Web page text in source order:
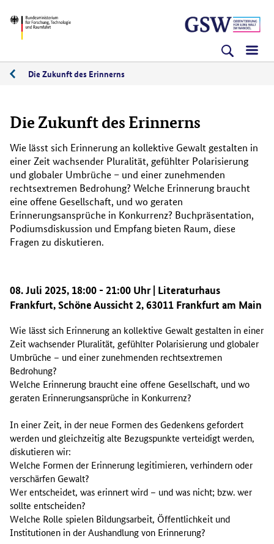
zum
(Eingabetaste)
zum
(Eingabetaste)
zur
(Eingabetaste)
BMFTR
Die Zukunft des Erinnerns
Die Zukunft des Erinnerns
Wie lässt sich Erinnerung an kollektive Gewalt gestalten in
einer Zeit wachsender Pluralität, gefühlter Polarisierung
und globaler Umbrüche – und einer zunehmenden
rechtsextremen Bedrohung? Welche Erinnerung braucht
eine offene Gesellschaft, und wo geraten
Erinnerungsansprüche in Konkurrenz? Buchpräsentation,
Podiumsdiskussion und Empfang bieten Raum, diese
Fragen zu diskutieren.
08. Juli 2025, 18:00 - 21:00 Uhr | Literaturhaus
Frankfurt, Schöne Aussicht 2, 63011 Frankfurt am Main
Wie lässt sich Erinnerung an kollektive Gewalt gestalten in einer
Zeit wachsender Pluralität, gefühlter Polarisierung und globaler
Umbrüche – und einer zunehmenden rechtsextremen
Bedrohung?
Welche Erinnerung braucht eine offene Gesellschaft, und wo
geraten Erinnerungsansprüche in Konkurrenz?
In einer Zeit, in der neue Formen des Gedenkens gefordert
werden und gleichzeitig alte Bezugspunkte verteidigt werden,
diskutieren wir:
Welche Formen der Erinnerung legitimieren, verhindern oder
verschärfen Gewalt?
Wer entscheidet, was erinnert wird – und was nicht; bzw. wer
sollte entscheiden?
Welche Rolle spielen Bildungsarbeit, Öffentlichkeit und
Institutionen in der Aushandlung von Erinnerung?